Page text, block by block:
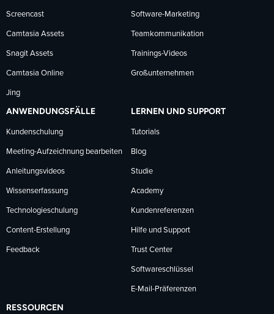
Screencast
Camtasia Assets
Snagit Assets
Camtasia Online
Jing
Software-Marketing
Teamkommunikation
Trainings-Videos
Großunternehmen
ANWENDUNGSFÄLLE
Kundenschulung
Meeting-Aufzeichnung bearbeiten
Anleitungsvideos
Wissenserfassung
Technologieschulung
Content-Erstellung
Feedback
LERNEN UND SUPPORT
Tutorials
Blog
Studie
Academy
Kundenreferenzen
Hilfe und Support
Trust Center
Softwareschlüssel
E-Mail-Präferenzen
RESSOURCEN